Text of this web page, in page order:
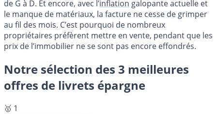
de G à D. Et encore, avec l’inflation galopante actuelle et
le manque de matériaux, la facture ne cesse de grimper
au fil des mois. C’est pourquoi de nombreux
propriétaires préfèrent mettre en vente, pendant que les
prix de l’immobilier ne se sont pas encore effondrés.
Notre sélection des 3 meilleures
offres de livrets épargne
🥇 1